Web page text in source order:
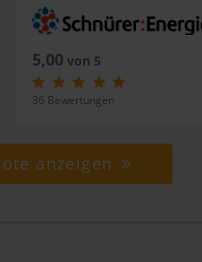
5,00 von 5
36 Bewertungen
anzeigen